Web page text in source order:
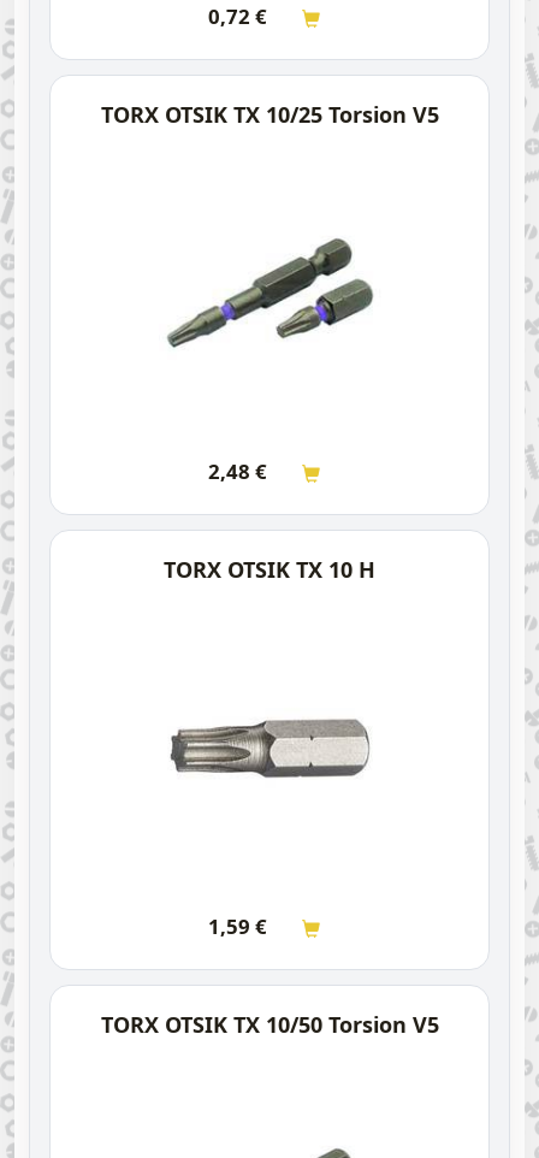
0,72 €
TORX OTSIK TX 10/25 Torsion V5
2,48 €
TORX OTSIK TX 10 H
1,59 €
TORX OTSIK TX 10/50 Torsion V5